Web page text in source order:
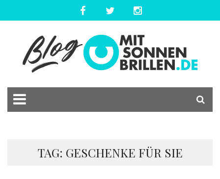
TAG: GESCHENKE FÜR SIE